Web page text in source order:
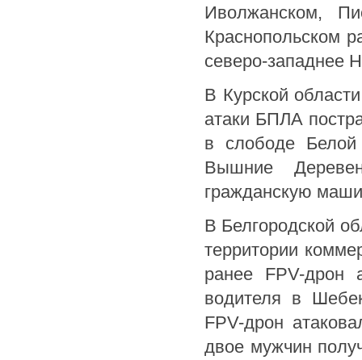
Иволжанском,
Краснопольском
северо-западнее
В Курской
атаки БПЛА
в слободе
Вышние
гражданскую
В Белгородской
территории
ранее FPV-дрон
водителя в
FPV-дрон
двое мужчин